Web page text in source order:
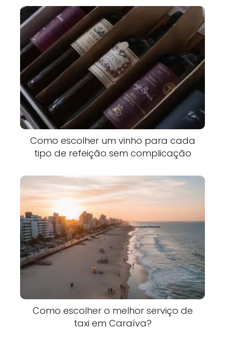
Como escolher um vinho para cada
tipo de refeição sem complicação
Como escolher o melhor serviço de
taxi em Caraíva?